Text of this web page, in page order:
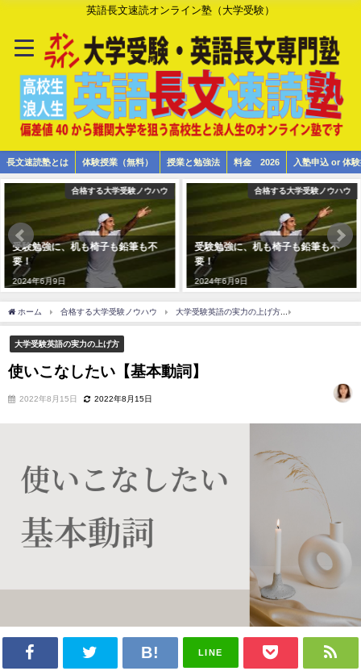
英語長文速読オンライン塾（大学受験）
長文速読塾とは 体験授業（無料） 授業と勉強法 料金 2026 入塾申込 or 体
合格する大学受験ノウハウ
受験勉強に、机も椅子も鉛筆も不
要！
2024年6月9日
合格する大学受験ノウハウ
受験勉強に、机も椅子も鉛筆も不
要！
2024年6月9日
ホーム 合格する大学受験ノウハウ 大学受験英語の実力の上げ方
大学受験英語の実力の上げ方
使いこなしたい【基本動詞】
2022年8月15日 2022年8月15日
LINE